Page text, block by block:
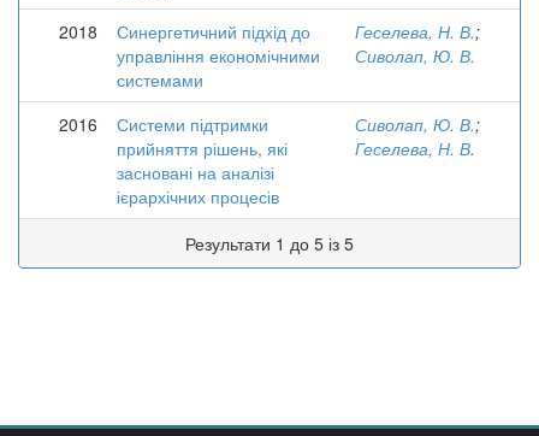
2018
Синергетичний підхід до
управління економічними
системами
Геселева, Н. В.;
Сиволап, Ю. В.
2016
Системи підтримки
прийняття рішень, які
засновані на аналізі
ієрархічних процесів
Сиволап, Ю. В.;
Геселева, Н. В.
Результати 1 до 5 із 5